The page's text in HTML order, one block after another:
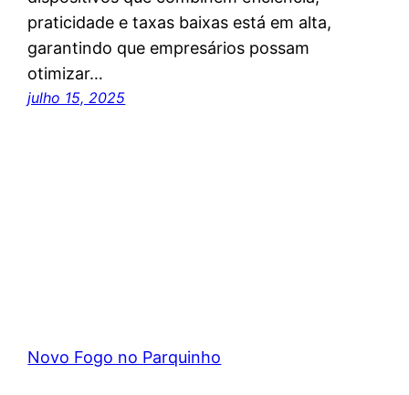
praticidade e taxas baixas está em alta,
garantindo que empresários possam
otimizar…
julho 15, 2025
Novo Fogo no Parquinho